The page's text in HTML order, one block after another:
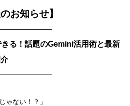
お知らせ】
る！話題のGemini活用術と最新
ゃない！？」